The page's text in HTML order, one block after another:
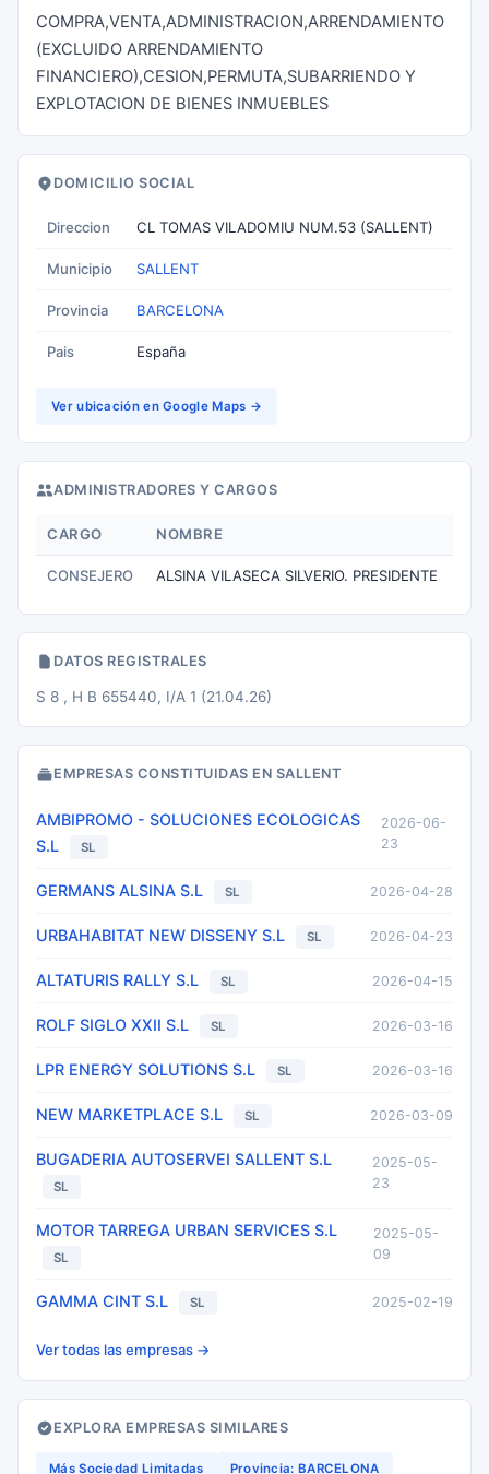
COMPRA,VENTA,ADMINISTRACION,ARRENDAMIENTO
(EXCLUIDO ARRENDAMIENTO
FINANCIERO),CESION,PERMUTA,SUBARRIENDO Y
EXPLOTACION DE BIENES INMUEBLES
DOMICILIO SOCIAL
Direccion CL TOMAS VILADOMIU NUM.53 (SALLENT)
Municipio SALLENT
Provincia BARCELONA
Pais España
Ver ubicación en Google Maps →
ADMINISTRADORES Y CARGOS
CARGO NOMBRE
CONSEJERO ALSINA VILASECA SILVERIO. PRESIDENTE
DATOS REGISTRALES
S 8 , H B 655440, I/A 1 (21.04.26)
EMPRESAS CONSTITUIDAS EN SALLENT
AMBIPROMO - SOLUCIONES ECOLOGICAS
S.L
SL
2026-06-
23
GERMANS ALSINA S.L SL 2026-04-28
URBAHABITAT NEW DISSENY S.L SL 2026-04-23
ALTATURIS RALLY S.L SL 2026-04-15
ROLF SIGLO XXII S.L SL 2026-03-16
LPR ENERGY SOLUTIONS S.L SL 2026-03-16
NEW MARKETPLACE S.L SL 2026-03-09
BUGADERIA AUTOSERVEI SALLENT S.L
SL
2025-05-
23
MOTOR TARREGA URBAN SERVICES S.L
SL
2025-05-
09
GAMMA CINT S.L SL 2025-02-19
Ver todas las empresas →
EXPLORA EMPRESAS SIMILARES
Más Sociedad Limitadas Provincia: BARCELONA